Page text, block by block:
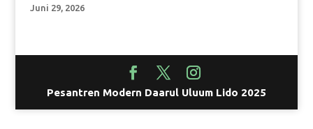
Juni 29, 2026
Pesantren Modern Daarul Uluum Lido 2025